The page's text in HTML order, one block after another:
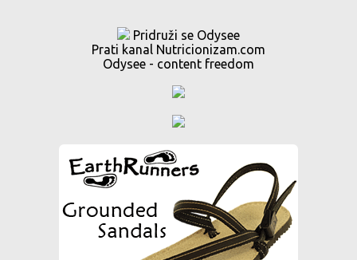
Pridruži se Odysee
Prati kanal Nutricionizam.com
Odysee - content freedom